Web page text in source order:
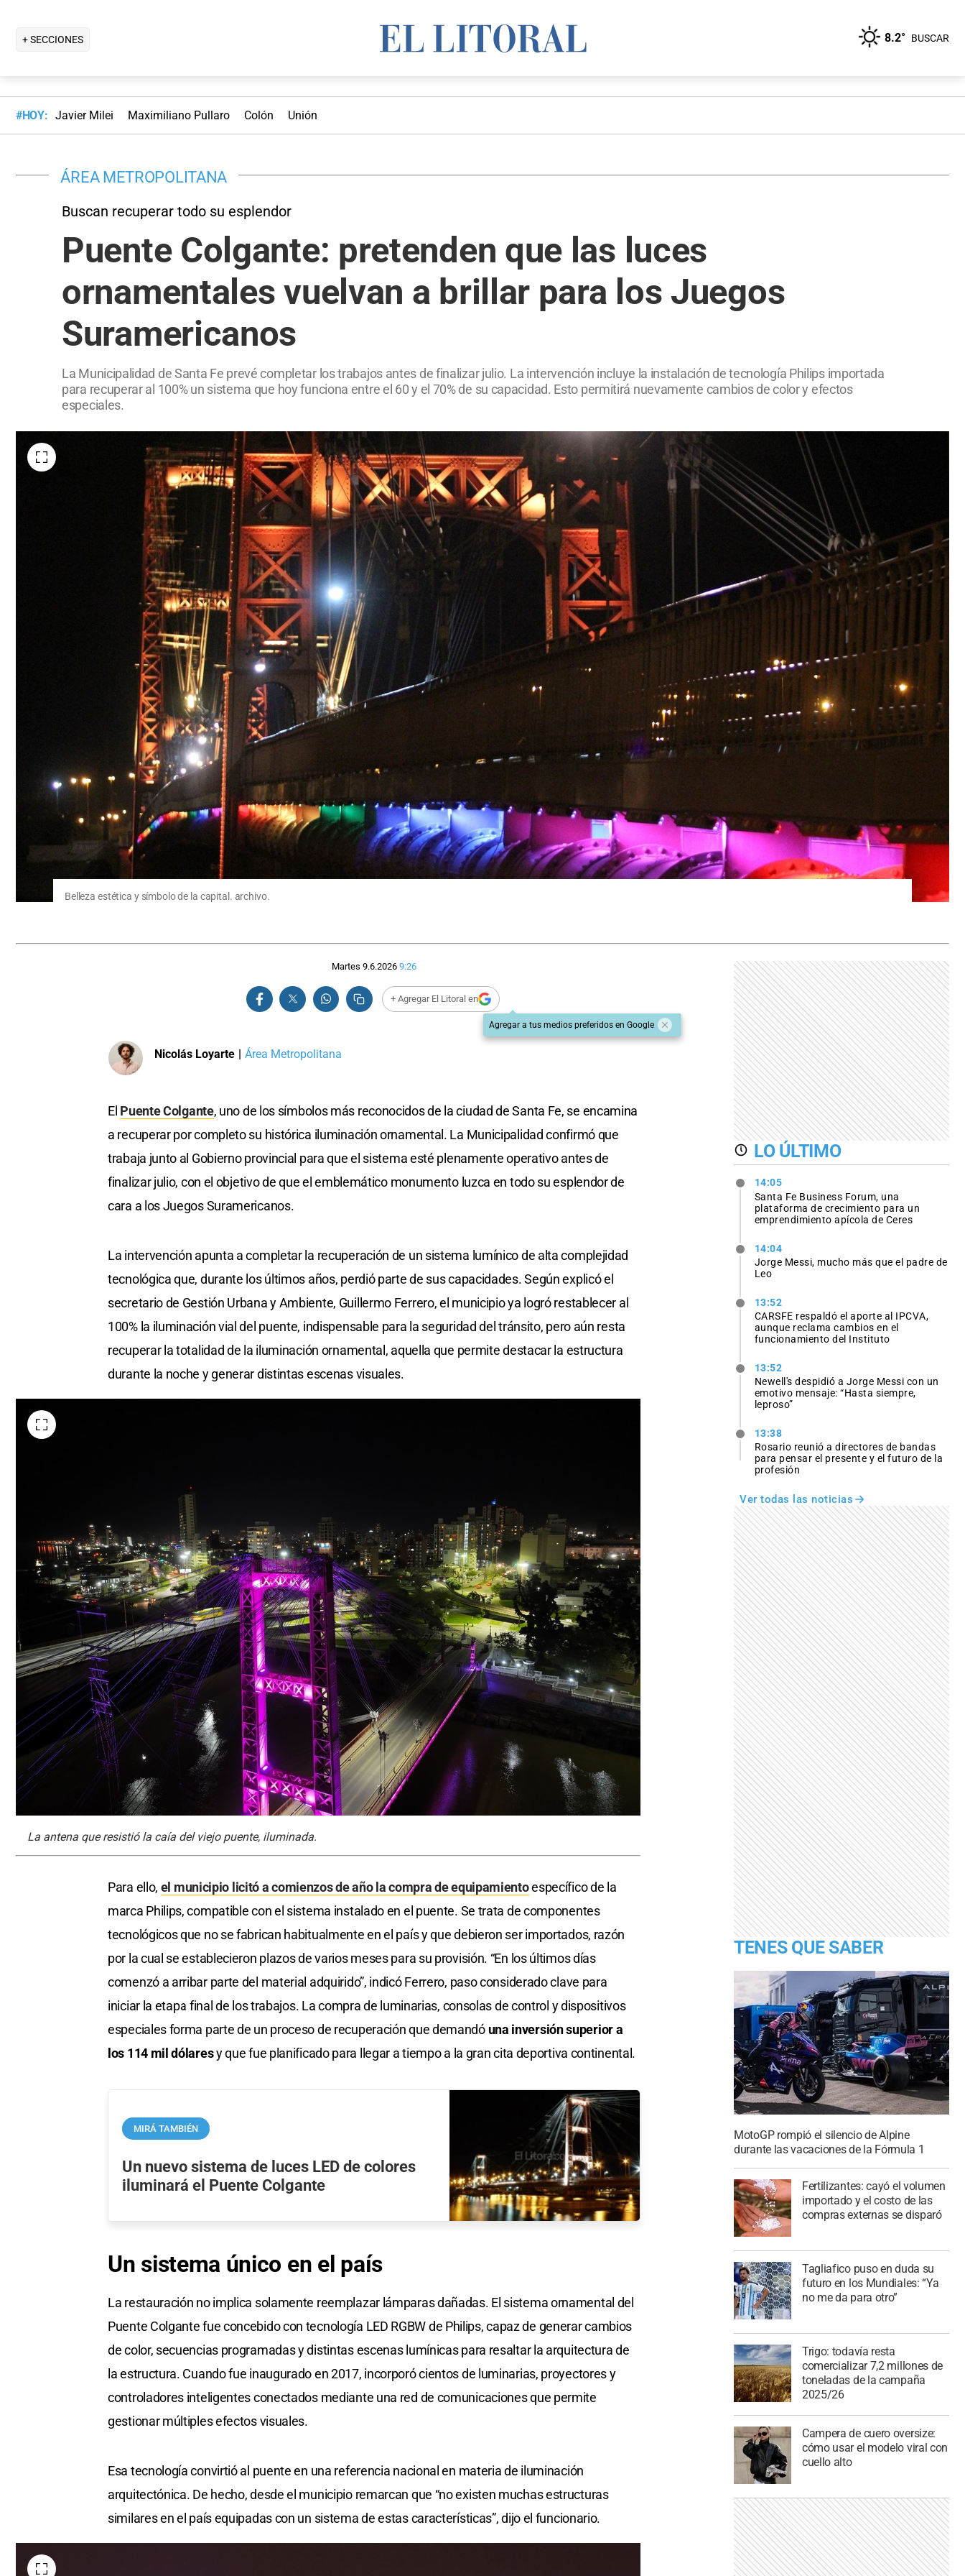
+ SECCIONES 8.2° BUSCAR
#HOY: Javier Milei Maximiliano Pullaro Colón Unión
ÁREA METROPOLITANA
Buscan recuperar todo su esplendor
Puente Colgante: pretenden que las luces
ornamentales vuelvan a brillar para los Juegos
Suramericanos
La Municipalidad de Santa Fe prevé completar los trabajos antes de finalizar julio. La intervención incluye la instalación de tecnología Philips importada
para recuperar al 100% un sistema que hoy funciona entre el 60 y el 70% de su capacidad. Esto permitirá nuevamente cambios de color y efectos
especiales.
Belleza estética y símbolo de la capital. archivo.
Martes 9.6.2026 9:26
+ Agregar El Litoral en
Agregar a tus medios preferidos en Google
Nicolás Loyarte | Área Metropolitana
El Puente Colgante, uno de los símbolos más reconocidos de la ciudad de Santa Fe, se encamina
a recuperar por completo su histórica iluminación ornamental. La Municipalidad confirmó que
trabaja junto al Gobierno provincial para que el sistema esté plenamente operativo antes de
finalizar julio, con el objetivo de que el emblemático monumento luzca en todo su esplendor de
cara a los Juegos Suramericanos.
La intervención apunta a completar la recuperación de un sistema lumínico de alta complejidad
tecnológica que, durante los últimos años, perdió parte de sus capacidades. Según explicó el
secretario de Gestión Urbana y Ambiente, Guillermo Ferrero, el municipio ya logró restablecer al
100% la iluminación vial del puente, indispensable para la seguridad del tránsito, pero aún resta
recuperar la totalidad de la iluminación ornamental, aquella que permite destacar la estructura
durante la noche y generar distintas escenas visuales.
La antena que resistió la caía del viejo puente, iluminada.
Para ello, el municipio licitó a comienzos de año la compra de equipamientoespecífico de la
marca Philips, compatible con el sistema instalado en el puente. Se trata de componentes
tecnológicos que no se fabrican habitualmente en el país y que debieron ser importados, razón
por la cual se establecieron plazos de varios meses para su provisión. “En los últimos días
comenzó a arribar parte del material adquirido”, indicó Ferrero, paso considerado clave para
iniciar la etapa final de los trabajos. La compra de luminarias, consolas de control y dispositivos
especiales forma parte de un proceso de recuperación que demandó una inversión superior a
los 114 mil dólaresy que fue planificado para llegar a tiempo a la gran cita deportiva continental.
MIRÁ TAMBIÉN
Un nuevo sistema de luces LED de colores
iluminará el Puente Colgante
Un sistema único en el país
La restauración no implica solamente reemplazar lámparas dañadas. El sistema ornamental del
Puente Colgante fue concebido con tecnología LED RGBW de Philips, capaz de generar cambios
de color, secuencias programadas y distintas escenas lumínicas para resaltar la arquitectura de
la estructura. Cuando fue inaugurado en 2017, incorporó cientos de luminarias, proyectores y
controladores inteligentes conectados mediante una red de comunicaciones que permite
gestionar múltiples efectos visuales.
Esa tecnología convirtió al puente en una referencia nacional en materia de iluminación
arquitectónica. De hecho, desde el municipio remarcan que “no existen muchas estructuras
similares en el país equipadas con un sistema de estas características”, dijo el funcionario.
LO ÚLTIMO
14:05
Santa Fe Business Forum, una
plataforma de crecimiento para un
emprendimiento apícola de Ceres
14:04
Jorge Messi, mucho más que el padre de
Leo
13:52
CARSFE respaldó el aporte al IPCVA,
aunque reclama cambios en el
funcionamiento del Instituto
13:52
Newell's despidió a Jorge Messi con un
emotivo mensaje: “Hasta siempre,
leproso”
13:38
Rosario reunió a directores de bandas
para pensar el presente y el futuro de la
profesión
Ver todas las noticias
TENES QUE SABER
MotoGP rompió el silencio de Alpine
durante las vacaciones de la Fórmula 1
Fertilizantes: cayó el volumen
importado y el costo de las
compras externas se disparó
Tagliafico puso en duda su
futuro en los Mundiales: “Ya
no me da para otro”
Trigo: todavía resta
comercializar 7,2 millones de
toneladas de la campaña
2025/26
Campera de cuero oversize:
cómo usar el modelo viral con
cuello alto